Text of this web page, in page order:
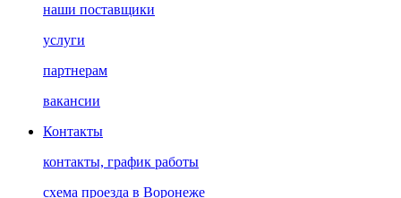
наши поставщики
услуги
партнерам
вакансии
Контакты
контакты, график работы
схема проезда в Воронеже